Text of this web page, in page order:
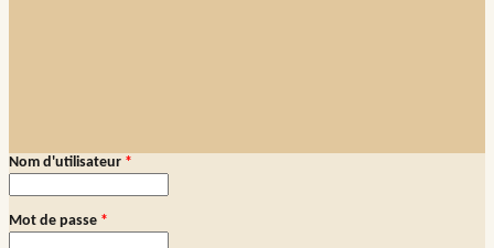
Connexion membre
Nom d'utilisateur *
Mot de passe *